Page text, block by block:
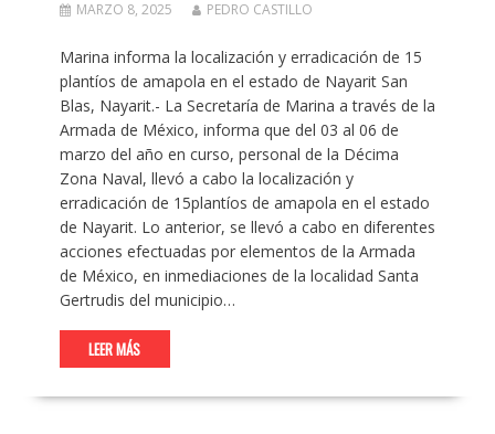
MARZO 8, 2025 PEDRO CASTILLO
Marina informa la localización y erradicación de 15
plantíos de amapola en el estado de Nayarit San
Blas, Nayarit.- La Secretaría de Marina a través de la
Armada de México, informa que del 03 al 06 de
marzo del año en curso, personal de la Décima
Zona Naval, llevó a cabo la localización y
erradicación de 15plantíos de amapola en el estado
de Nayarit. Lo anterior, se llevó a cabo en diferentes
acciones efectuadas por elementos de la Armada
de México, en inmediaciones de la localidad Santa
Gertrudis del municipio…
LEER MÁS